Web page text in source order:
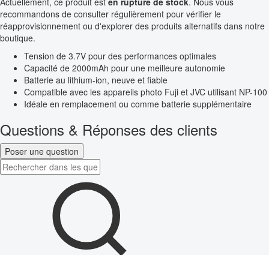
recommandons de consulter régulièrement pour vérifier le
réapprovisionnement ou d'explorer des produits alternatifs dans notre
boutique.
Tension de 3.7V pour des performances optimales
Capacité de 2000mAh pour une meilleure autonomie
Batterie au lithium-ion, neuve et fiable
Compatible avec les appareils photo Fuji et JVC utilisant NP-100
Idéale en remplacement ou comme batterie supplémentaire
Questions & Réponses des clients
Poser une question